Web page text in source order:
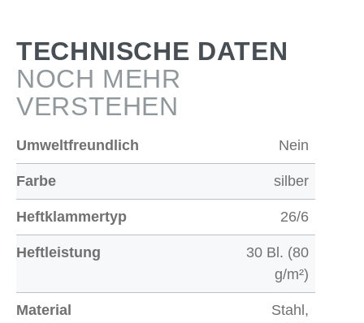
TECHNISCHE DATEN
NOCH MEHR
VERSTEHEN
Umweltfreundlich Nein
Farbe silber
Heftklammertyp 26/6
Heftleistung
30 Bl. (80
g/m²)
Material
Stahl,